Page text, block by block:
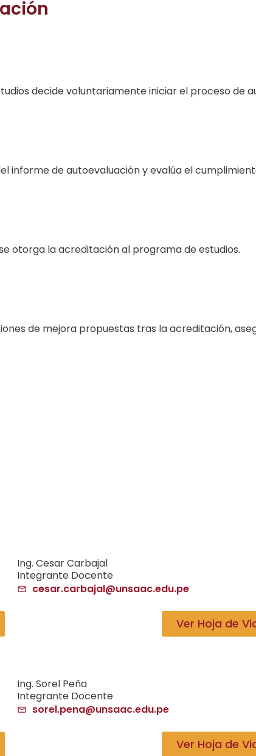
decide voluntariamente iniciar el proceso de
informe de autoevaluación y evalúa el
otorga la acreditación al programa de estudios.
de mejora propuestas tras la acreditación,
Ing. Cesar Carbajal
Integrante Docente
cesar.carbajal@unsaac.edu.pe
Ver Hoja de
Ing. Sorel Peña
Integrante Docente
sorel.pena@unsaac.edu.pe
Ver Hoja de